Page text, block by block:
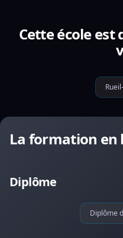
Cette école est
La formation en
Diplôme
Diplôme